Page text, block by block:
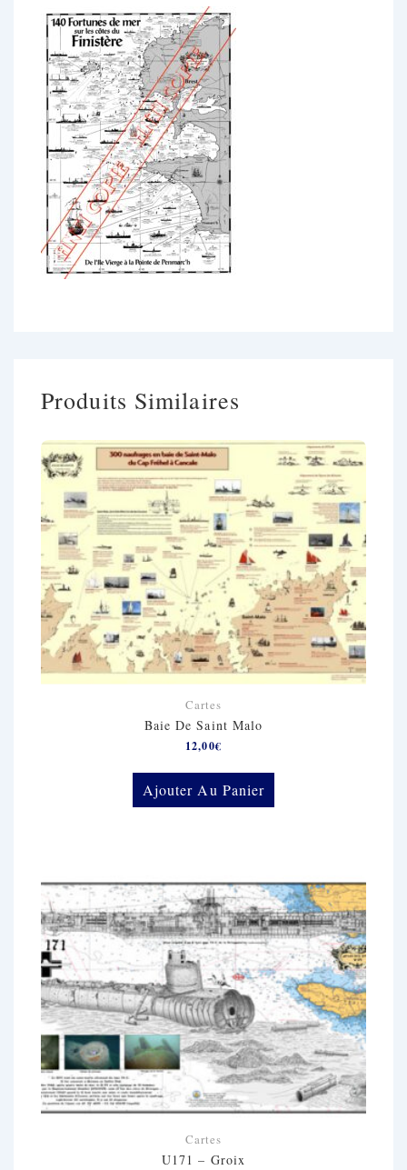
Produits Similaires
Cartes
Baie De Saint Malo
12,00€
Ajouter Au Panier
Cartes
U171 – Groix